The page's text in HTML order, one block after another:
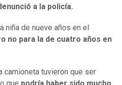
a la policía.
niña de nueve años en el
no para la de cuatro años en
camioneta tuvieron que ser
que podría haber sido mucho